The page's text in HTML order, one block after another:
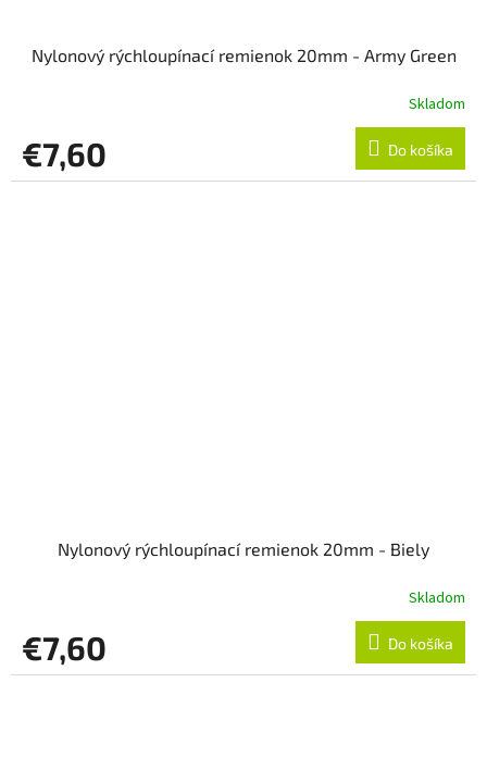
Nylonový rýchloupínací remienok 20mm - Army Green
Skladom
€7,60 Do košíka
Nylonový rýchloupínací remienok 20mm - Biely
Skladom
€7,60 Do košíka